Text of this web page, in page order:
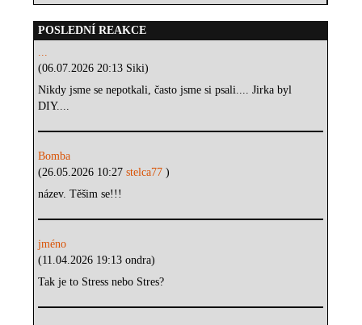
POSLEDNÍ REAKCE
...
(06.07.2026 20:13 Siki)
Nikdy jsme se nepotkali, často jsme si psali.... Jirka byl
DIY....
Bomba
(26.05.2026 10:27stelca77)
název. Těšim se!!!
jméno
(11.04.2026 19:13 ondra)
Tak je to Stress nebo Stres?